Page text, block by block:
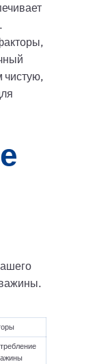
чистую,